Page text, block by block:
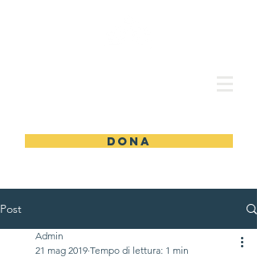
DONA
Post
Admin
21 mag 2019 Tempo di lettura: 1 min